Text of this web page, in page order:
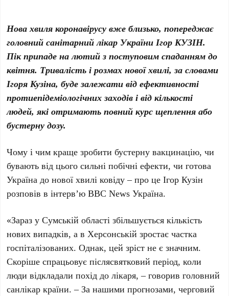
Нова хвиля коронавірусу вже близько, попереджає
головний санітарний лікар України Ігор КУЗІН.
Пік припаде на лютий з поступовим спаданням до
квітня. Тривалість і розмах нової хвилі, за словами
Ігоря Кузіна, буде залежати від ефективності
протиепідеміологічних заходів і від кількості
людей, які отримають повний курс щеплення або
бустерну дозу.
Чому і чим краще зробити бустерну вакцинацію, чи
бувають від цього сильні побічні ефекти, чи готова
Україна до нової хвилі ковіду – про це Ігор Кузін
розповів в інтерв’ю ВВС News Україна.
«Зараз у Сумській області збільшується кількість
нових випадків, а в Херсонській зростає частка
госпіталізованих. Однак, цей зріст не є значним.
Скоріше спрацьовує післясвятковий період, коли
люди відкладали похід до лікаря, – говорив головний
санлікар країни. – За нашими прогнозами, черговий